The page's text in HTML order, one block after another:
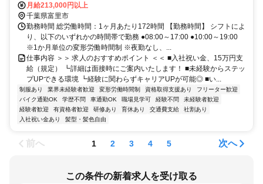
OK】「御料」交差点スグ ◎駐車場あり
月給213,000円以上
千葉県富里市
勤務時間 総労働時間：1ヶ月あたり172時間 【勤務時間】 シフトによ
り、以下のいずれかの時間帯で勤務 ●08:00～17:00 ●10:00～19:00
※1か月単位の変形労働時間制 ※夜勤なし、...
仕事内容 ＞＞ 求人のおすすめポイント ＜＜ ■入社祝い金、15万円支
給（規定） ┗詳細は面接時にご案内いたします！ ■未経験からステッ
プUPできる環境 ┗経験に関わらずキャリアUPが可能◎ ■い...
制服あり 業界未経験者歓迎 変形労働時間制 資格取得支援あり
フリーター歓迎
バイク通勤OK
学歴不問 車通勤OK 職場見学可 経験不問
未経験者歓迎
経験者歓迎
有資格者歓迎 研修あり 育休あり 交通費支給
社割あり
入社祝い金あり
髪型・髪色自由
前へ 1 2 3 4 5 次へ
この条件の新着求人を受け取る